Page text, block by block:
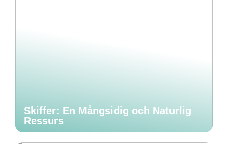
Skiffer: En Mångsidig och Naturlig
Ressurs